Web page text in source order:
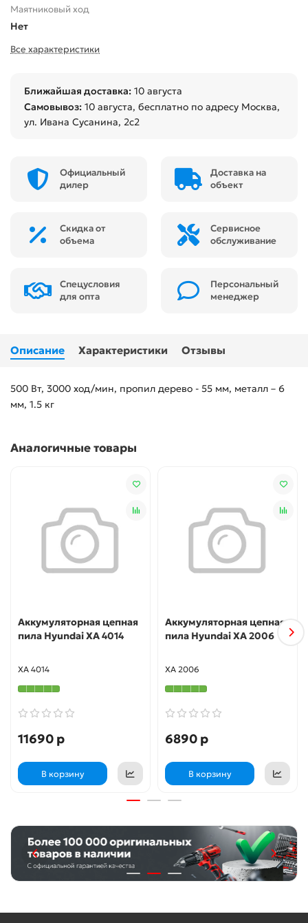
Маятниковый ход
Нет
Все характеристики
Ближайшая доставка: 10 августа
Самовывоз: 10 августа, бесплатно по адресу Москва,
ул. Ивана Сусанина, 2с2
Официальный
дилер
Доставка на
объект
Скидка от
объема
Сервисное
обслуживание
Спецусловия
для опта
Персональный
менеджер
Описание Характеристики Отзывы
500 Вт, 3000 ход/мин, пропил дерево - 55 мм, металл – 6
мм, 1.5 кг
Аналогичные товары
Аккумуляторная цепная
пила Hyundai XA 4014
XA 4014
11690 р
В корзину
Аккумуляторная цепная
пила Hyundai XA 2006
XA 2006
6890 р
В корзину